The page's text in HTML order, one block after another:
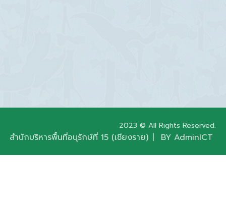
2023 © All Rights Reserved.
สำนักบริหารพื้นที่อนุรักษ์ที่ 15 (เชียงราย) | BY AdminICT